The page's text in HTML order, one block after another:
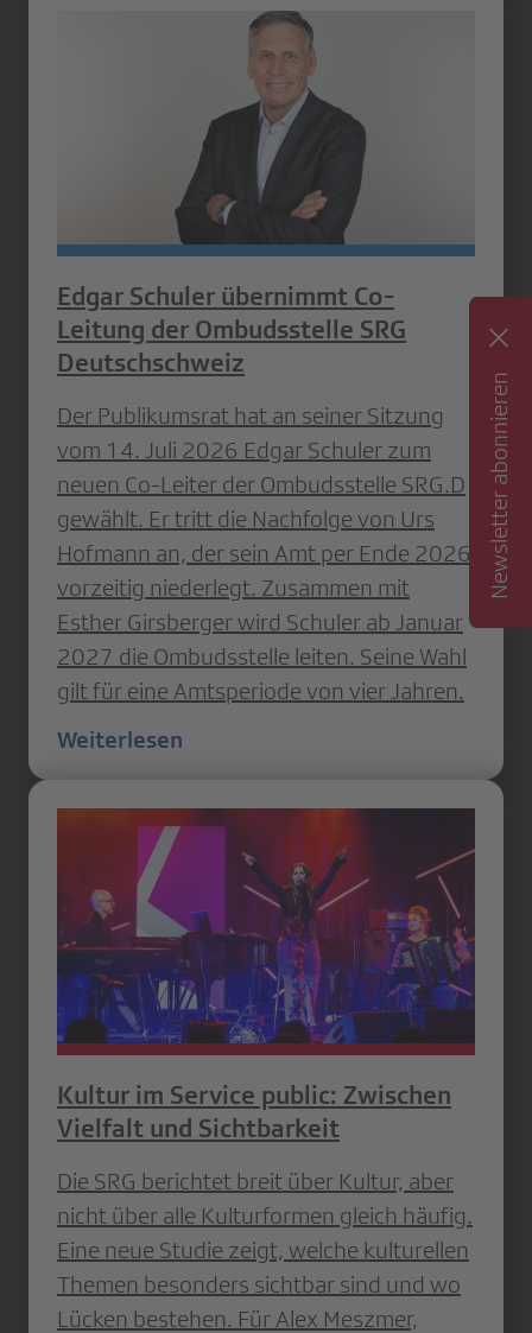
Edgar Schuler übernimmt Co-
Leitung der Ombudsstelle SRG
Deutschschweiz
Der Publikumsrat hat an seiner Sitzung
vom 14. Juli 2026 Edgar Schuler zum
neuen Co-Leiter der Ombudsstelle SRG.D
gewählt. Er tritt die Nachfolge von Urs
Hofmann an, der sein Amt per Ende 2026
vorzeitig niederlegt. Zusammen mit
Esther Girsberger wird Schuler ab Januar
2027 die Ombudsstelle leiten. Seine Wahl
gilt für eine Amtsperiode von vier Jahren.
Weiterlesen
Kultur im Service public: Zwischen
Vielfalt und Sichtbarkeit
Die SRG berichtet breit über Kultur, aber
nicht über alle Kulturformen gleich häufig.
Eine neue Studie zeigt, welche kulturellen
Themen besonders sichtbar sind und wo
Lücken bestehen. Für Alex Meszmer,
Newsletter abonnieren